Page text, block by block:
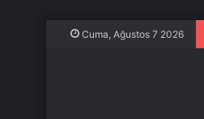
Cuma, Ağustos 7 2026